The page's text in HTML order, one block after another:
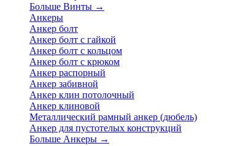
Больше Винты →
Анкеры
Анкер болт
Анкер болт с гайкой
Анкер болт с кольцом
Анкер болт с крюком
Анкер распорный
Анкер забивной
Анкер клин потолочный
Анкер клиновой
Металлический рамный анкер (дюбель)
Анкер для пустотелых конструкций
Больше Анкеры →